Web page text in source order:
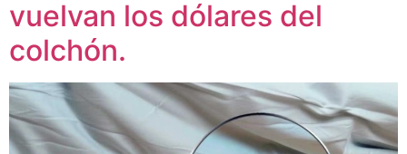
vuelvan los dólares del
colchón.